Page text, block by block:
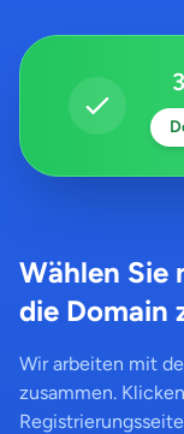
Wählen Sie
die Domain
Wir arbeiten mit
zusammen.